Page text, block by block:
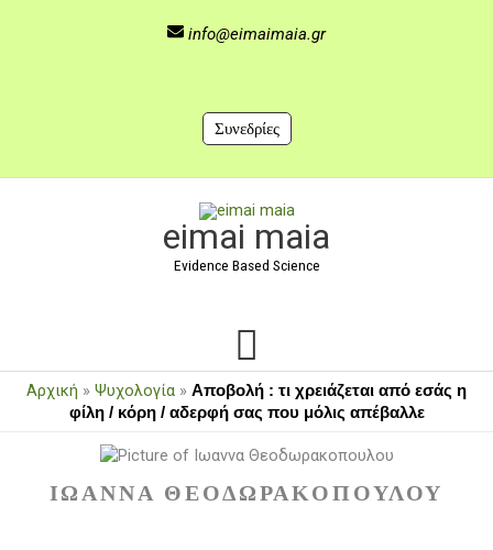
info@eimaimaia.gr
Συνεδρίες
eimai maia
Evidence Based Science
Κύριο
Μενού
Αρχική » Ψυχολογία » Αποβολή : τι χρειάζεται από εσάς η
φίλη / κόρη / αδερφή σας που μόλις απέβαλλε
ΙΩΑΝΝΑ ΘΕΟΔΩΡΑΚΟΠΟΥΛΟΥ